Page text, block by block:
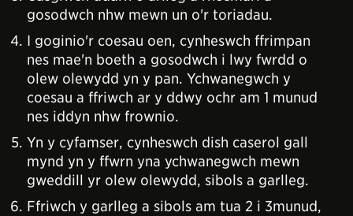
gosodwch nhw mewn un o'r toriadau.
I goginio'r coesau oen, cynheswch ffrimpan
nes mae'n boeth a gosodwch i lwy fwrdd o
olew olewydd yn y pan. Ychwanegwch y
coesau a ffriwch ar y ddwy ochr am 1 munud
nes iddyn nhw frownio.
Yn y cyfamser, cynheswch dish caserol gall
mynd yn y ffwrn yna ychwanegwch mewn
gweddill yr olew olewydd, sibols a garlleg.
Ffriwch y garlleg a sibols am tua 2 i 3munud,